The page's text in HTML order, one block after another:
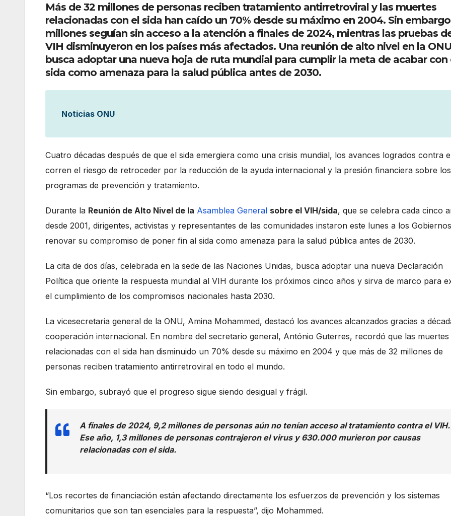
Más de 32 millones de personas reciben tratamiento antirretroviral y las muertes
relacionadas con el sida han caído un 70% desde su máximo en 2004. Sin
millones seguían sin acceso a la atención a finales de 2024, mientras las pruebas
VIH disminuyeron en los países más afectados. Una reunión de alto nivel en la ONU
busca adoptar una nueva hoja de ruta mundial para cumplir la meta de acabar con
sida como amenaza para la salud pública antes de 2030.
Noticias ONU
Cuatro décadas después de que el sida emergiera como una crisis mundial, los avances logrados contra
corren el riesgo de retroceder por la reducción de la ayuda internacional y la presión financiera sobre los
programas de prevención y tratamiento.
Durante la Reunión de Alto Nivel de la Asamblea General sobre el VIH/sida, que se celebra cada cinco
desde 2001, dirigentes, activistas y representantes de las comunidades instaron este lunes a los
renovar su compromiso de poner fin al sida como amenaza para la salud pública antes de 2030.
La cita de dos días, celebrada en la sede de las Naciones Unidas, busca adoptar una nueva Declaración
Política que oriente la respuesta mundial al VIH durante los próximos cinco años y sirva de marco para
el cumplimiento de los compromisos nacionales hasta 2030.
La vicesecretaria general de la ONU, Amina Mohammed, destacó los avances alcanzados gracias a
cooperación internacional. En nombre del secretario general, António Guterres, recordó que las muertes
relacionadas con el sida han disminuido un 70% desde su máximo en 2004 y que más de 32 millones de
personas reciben tratamiento antirretroviral en todo el mundo.
Sin embargo, subrayó que el progreso sigue siendo desigual y frágil.
A finales de 2024, 9,2 millones de personas aún no tenían acceso al tratamiento contra el VIH.
Ese año, 1,3 millones de personas contrajeron el virus y 630.000 murieron por causas
relacionadas con el sida.
“Los recortes de financiación están afectando directamente los esfuerzos de prevención y los sistemas
comunitarios que son tan esenciales para la respuesta”, dijo Mohammed.